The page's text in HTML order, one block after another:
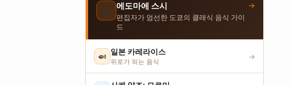
🍣 에도마에 스시
편집자가 엄선한 도쿄의 클래식 음식 가이
드
→
🍛 일본 카레라이스
위로가 되는 음식
→